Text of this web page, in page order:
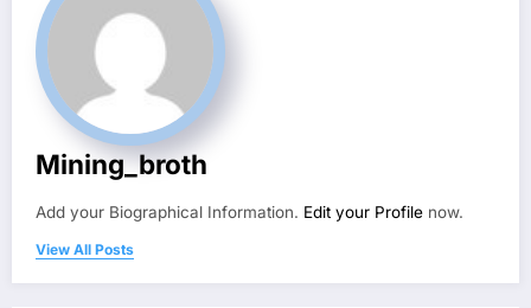
Mining_broth
Add your Biographical Information. Edit your Profile now.
View All Posts